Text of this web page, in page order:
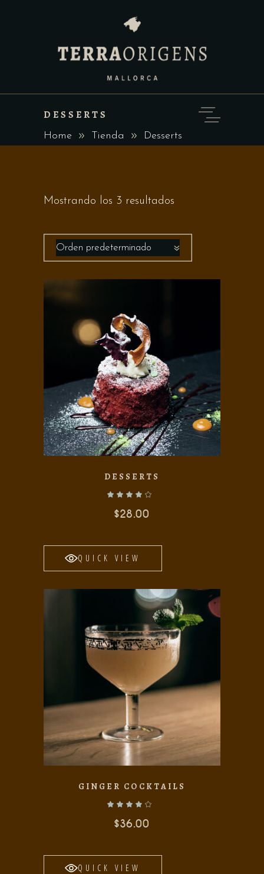
DESSERTS
Home Tienda Desserts
Mostrando los 3 resultados
Orden predeterminado
DESSERTS
$28.00
QUICK VIEW
GINGER COCKTAILS
$36.00
QUICK VIEW